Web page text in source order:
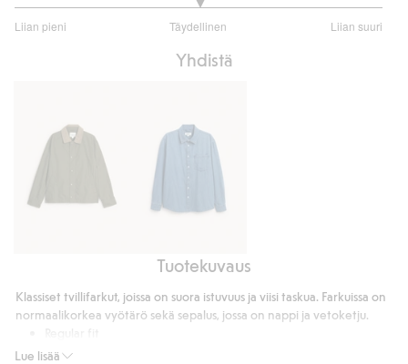
Liian pieni Täydellinen Liian suuri
/
Yhdistä
Pitkähihainen
regular
Tuotekuvaus
Lue lisää
Klassiset tvillifarkut, joissa on suora istuvuus ja viisi taskua. Farkuissa on
normaalikorkea vyötärö sekä sepalus, jossa on nappi ja vetoketju.
5-taskumalli